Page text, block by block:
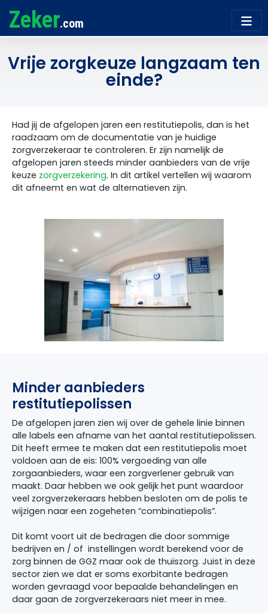
Zeker.com
Vrije zorgkeuze langzaam ten
einde?
Had jij de afgelopen jaren een restitutiepolis, dan is het
raadzaam om de documentatie van je huidige
zorgverzekeraar te controleren. Er zijn namelijk de
afgelopen jaren steeds minder aanbieders van de vrije
keuze zorgverzekering. In dit artikel vertellen wij waarom
dit afneemt en wat de alternatieven zijn.
Minder aanbieders
restitutiepolissen
De afgelopen jaren zien wij over de gehele linie binnen
alle labels een afname van het aantal restitutiepolissen.
Dit heeft ermee te maken dat een restitutiepolis moet
voldoen aan de eis: 100% vergoeding van alle
zorgaanbieders, waar een zorgverlener gebruik van
maakt. Daar hebben we ook gelijk het punt waardoor
veel zorgverzekeraars hebben besloten om de polis te
wijzigen naar een zogeheten “combinatiepolis”.
Dit komt voort uit de bedragen die door sommige
bedrijven en / of instellingen wordt berekend voor de
zorg binnen de GGZ maar ook de thuiszorg. Juist in deze
sector zien we dat er soms exorbitante bedragen
worden gevraagd voor bepaalde behandelingen en
daar gaan de zorgverzekeraars niet meer in mee.